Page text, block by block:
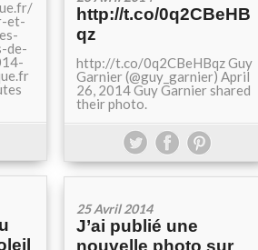
et-
de-
http://t.co/0q2CBeHB
qz
http://t.co/0q2CBeHBqz Guy
Garnier (@guy_garnier) April
26, 2014 Guy Garnier shared
their photo.
25 Avril 2014
J’ai publié une
nouvelle photo sur